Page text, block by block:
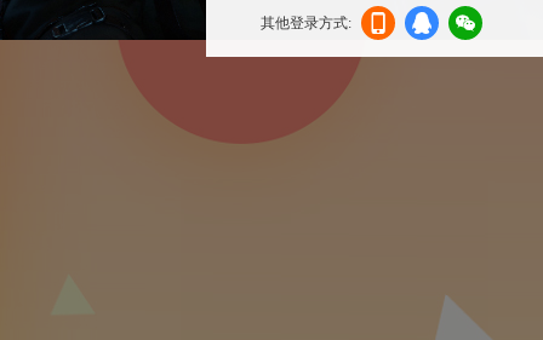
其他登录方式:
机登
登录
信登